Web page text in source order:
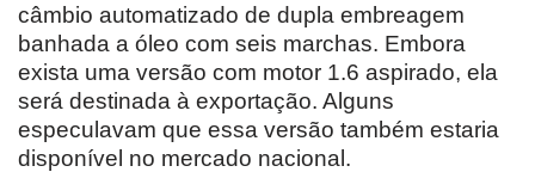
câmbio automatizado de dupla embreagem
banhada a óleo com seis marchas. Embora
exista uma versão com motor 1.6 aspirado, ela
será destinada à exportação. Alguns
especulavam que essa versão também estaria
disponível no mercado nacional.